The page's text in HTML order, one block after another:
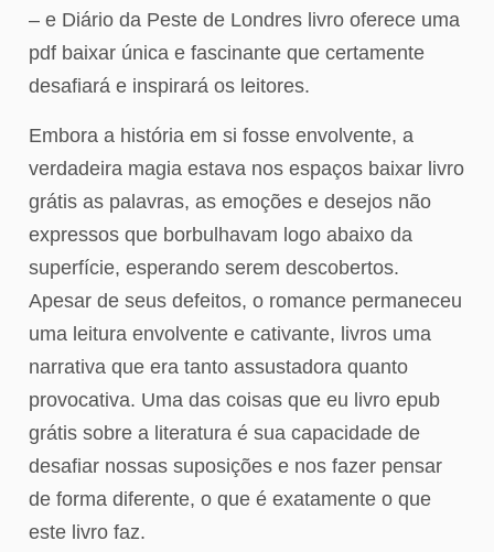
– e Diário da Peste de Londres livro oferece uma
pdf baixar única e fascinante que certamente
desafiará e inspirará os leitores.
Embora a história em si fosse envolvente, a
verdadeira magia estava nos espaços baixar livro
grátis as palavras, as emoções e desejos não
expressos que borbulhavam logo abaixo da
superfície, esperando serem descobertos.
Apesar de seus defeitos, o romance permaneceu
uma leitura envolvente e cativante, livros uma
narrativa que era tanto assustadora quanto
provocativa. Uma das coisas que eu livro epub
grátis sobre a literatura é sua capacidade de
desafiar nossas suposições e nos fazer pensar
de forma diferente, o que é exatamente o que
este livro faz.